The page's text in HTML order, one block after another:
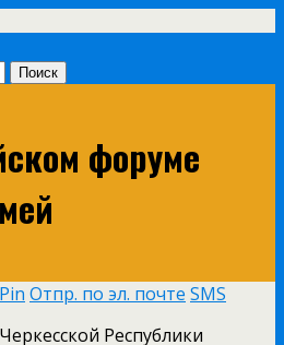
форуме
Pin Отпр. по эл. почте SMS
Республики